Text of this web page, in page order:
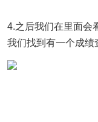
4.之后我们在里面会
我们找到有一个成绩